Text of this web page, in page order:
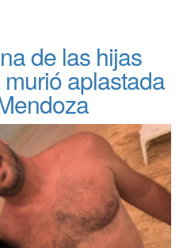
de las hijas
aplastada